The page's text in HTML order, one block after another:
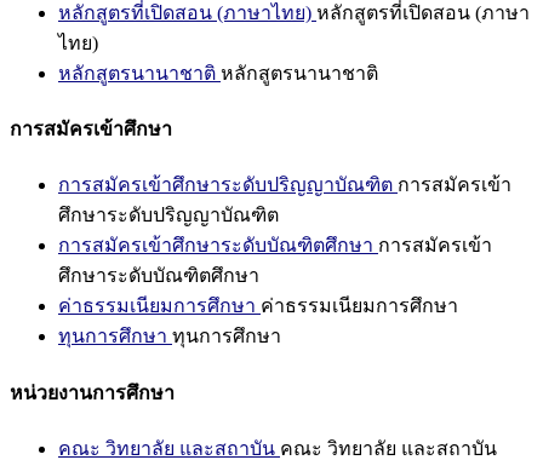
หลักสูตรที่เปิดสอน (ภาษาไทย) หลักสูตรที่เปิดสอน (ภาษา
ไทย)
หลักสูตรนานาชาติ หลักสูตรนานาชาติ
การสมัครเข้าศึกษา
การสมัครเข้าศึกษาระดับปริญญาบัณฑิต การสมัครเข้า
ศึกษาระดับปริญญาบัณฑิต
การสมัครเข้าศึกษาระดับบัณฑิตศึกษา การสมัครเข้า
ศึกษาระดับบัณฑิตศึกษา
ค่าธรรมเนียมการศึกษา ค่าธรรมเนียมการศึกษา
ทุนการศึกษา ทุนการศึกษา
หน่วยงานการศึกษา
คณะ วิทยาลัย และสถาบัน คณะ วิทยาลัย และสถาบัน